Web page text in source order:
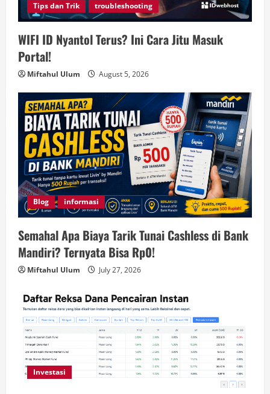
Tips dan Trik troubleshooting
WIFI ID Nyantol Terus? Ini Cara Jitu Masuk
Portal!
Miftahul Ulum August 5, 2026
Blog informasi
Semahal Apa Biaya Tarik Tunai Cashless di Bank
Mandiri? Ternyata Bisa Rp0!
Miftahul Ulum July 27, 2026
Investasi